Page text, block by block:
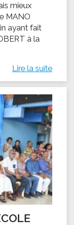
mieux
MANO
ayant fait
à la
Lire la suite